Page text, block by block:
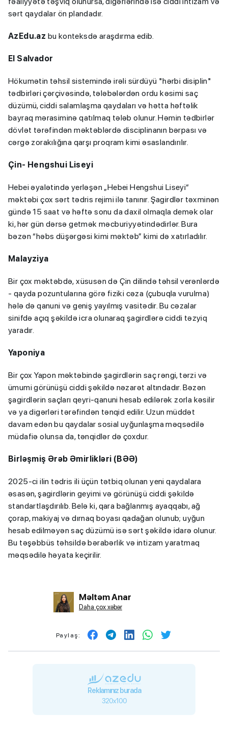
sərt qaydalar ön plandadır.
AzEdu.az bu konteksdə araşdırma edib.
El Salvador
Hökumətin təhsil sistemində irəli sürdüyü "hərbi disiplin"
tədbirləri çərçivəsində, tələbələrdən ordu kəsimi saç
düzümü, ciddi salamlaşma qaydaları və hətta həftəlik
bayraq mərasiminə qatılmaq tələb olunur. Həmin tədbirlər
dövlət tərəfindən məktəblərdə disciplinanın bərpası və
cərgə zorakılığına qarşı proqram kimi əsaslandırılır.
Çin- Hengshui Liseyi
Hebei əyalətində yerləşən „Hebei Hengshui Liseyi“
məktəbi çox sərt tədris rejimi ilə tanınır. Şagirdlər təxminən
gündə 15 saat və həftə sonu da daxil olmaqla demək olar
ki, hər gün dərsə getmək məcburiyyətindədirlər. Bura
bəzən “həbs düşərgəsi kimi məktəb” kimi də xatırladılır.
Malayziya
Bir çox məktəbdə, xüsusən də Çin dilində təhsil verənlərdə
- qayda pozuntularına görə fiziki cəza (çubuqla vurulma)
hələ də qanuni və geniş yayılmış vasitədir. Bu cəzalar
sinifdə açıq şəkildə icra olunaraq şagirdlərə ciddi təzyiq
yaradır.
Yaponiya
Bir çox Yapon məktəbində şagirdlərin saç rəngi, tərzi və
ümumi görünüşü ciddi şəkildə nəzarət altındadır. Bəzən
şagirdlərin saçları qeyri-qanuni hesab edilərək zorla kəsilir
və ya digərləri tərəfindən tənqid edilir. Uzun müddət
davam edən bu qaydalar sosial uyğunlaşma məqsədilə
müdafiə olunsa da, tənqidlər də çoxdur.
Birləşmiş Ərəb Əmirlikləri (BƏƏ)
2025-ci ilin tədris ili üçün tətbiq olunan yeni qaydalara
əsasən, şagirdlərin geyimi və görünüşü ciddi şəkildə
standartlaşdırılıb. Belə ki, qara bağlanmış ayaqqabı, ağ
çorap, makiyaj və dırnaq boyası qadağan olunub; uyğun
hesab edilməyən saç düzümü isə sərt şəkildə idarə olunur.
Bu təşəbbüs təhsildə bərabərlik və intizam yaratmaq
məqsədilə həyata keçirilir.
Məltəm Anar
Daha çox xəbər
Paylaş:
Reklamınız burada
320x100